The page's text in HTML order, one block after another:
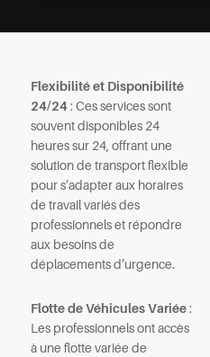
Flexibilité et Disponibilité
24/24: Ces services sont
souvent disponibles 24
heures sur 24, offrant une
solution de transport flexible
pour s’adapter aux horaires
de travail variés des
professionnels et répondre
aux besoins de
déplacements d’urgence.
Flotte de Véhicules Variée:
Les professionnels ont accès
à une flotte variée de